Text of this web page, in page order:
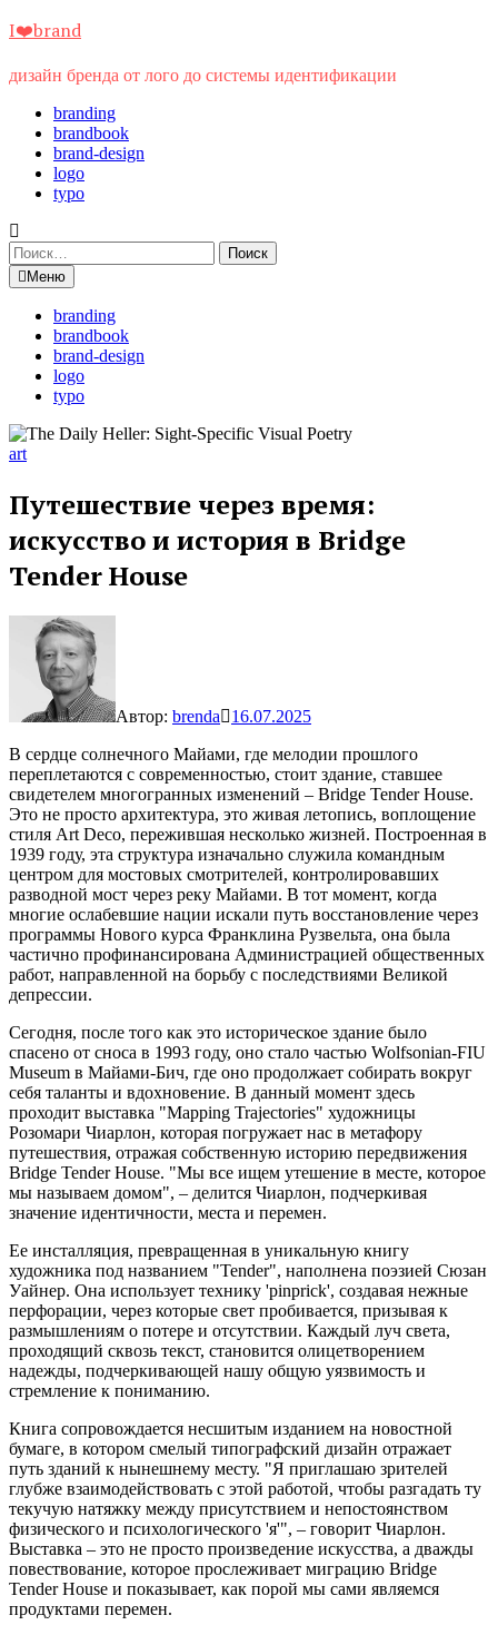
Перейти
содержимому
I❤️brand
дизайн бренда от лого до системы идентификации
branding
brandbook
brand-design
logo
typo
Найти:
Меню
branding
brandbook
brand-design
logo
typo
art
Путешествие через время:
искусство и история в Bridge
Tender House
Автор: brenda
16.07.2025
В сердце солнечного Майами, где мелодии прошлого
переплетаются с современностью, стоит здание, ставшее
свидетелем многогранных изменений – Bridge Tender House.
Это не просто архитектура, это живая летопись, воплощение
стиля Art Deco, пережившая несколько жизней. Построенная в
1939 году, эта структура изначально служила командным
центром для мостовых смотрителей, контролировавших
разводной мост через реку Майами. В тот момент, когда
многие ослабевшие нации искали путь восстановление через
программы Нового курса Франклина Рузвельта, она была
частично профинансирована Администрацией общественных
работ, направленной на борьбу с последствиями Великой
депрессии.
Сегодня, после того как это историческое здание было
спасено от сноса в 1993 году, оно стало частью Wolfsonian-FIU
Museum в Майами-Бич, где оно продолжает собирать вокруг
себя таланты и вдохновение. В данный момент здесь
проходит выставка "Mapping Trajectories" художницы
Розомари Чиарлон, которая погружает нас в метафору
путешествия, отражая собственную историю передвижения
Bridge Tender House. "Мы все ищем утешение в месте, которое
мы называем домом", – делится Чиарлон, подчеркивая
значение идентичности, места и перемен.
Ее инсталляция, превращенная в уникальную книгу
художника под названием "Tender", наполнена поэзией Сюзан
Уайнер. Она использует технику 'pinprick', создавая нежные
перфорации, через которые свет пробивается, призывая к
размышлениям о потере и отсутствии. Каждый луч света,
проходящий сквозь текст, становится олицетворением
надежды, подчеркивающей нашу общую уязвимость и
стремление к пониманию.
Книга сопровождается несшитым изданием на новостной
бумаге, в котором смелый типографский дизайн отражает
путь зданий к нынешнему месту. "Я приглашаю зрителей
глубже взаимодействовать с этой работой, чтобы разгадать ту
текучую натяжку между присутствием и непостоянством
физического и психологического 'я'", – говорит Чиарлон.
Выставка – это не просто произведение искусства, а дважды
повествование, которое прослеживает миграцию Bridge
Tender House и показывает, как порой мы сами являемся
продуктами перемен.